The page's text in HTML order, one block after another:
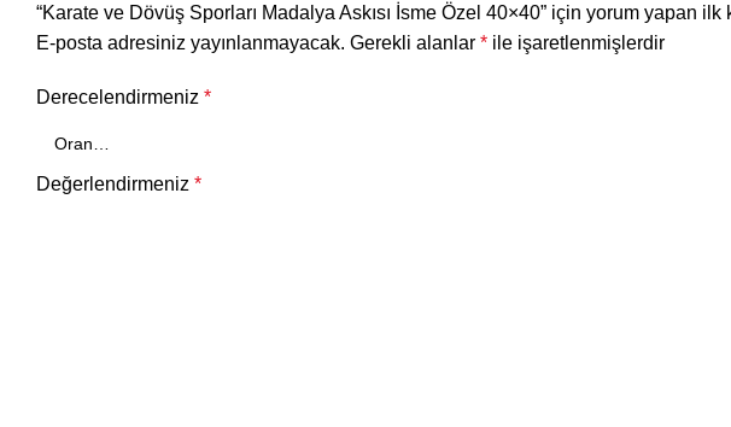
“Karate ve Dövüş Sporları Madalya Askısı İsme Özel 40×40” için yorum yapan ilk
E-posta adresiniz yayınlanmayacak. Gerekli alanlar * ile işaretlenmişlerdir
Derecelendirmeniz *
Değerlendirmeniz *